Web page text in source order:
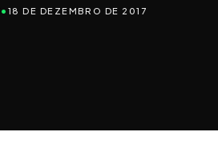
• 18 DE DEZEMBRO DE 2017